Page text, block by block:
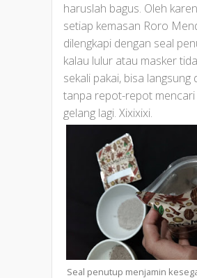
haruslah bagus. Oleh
setiap kemasan Roro
dilengkapi dengan seal
kalau lulur atau masker
sekali pakai, bisa langsung
tanpa repot-repot
gelang lagi. Xixixixi.
Seal penutup menjamin